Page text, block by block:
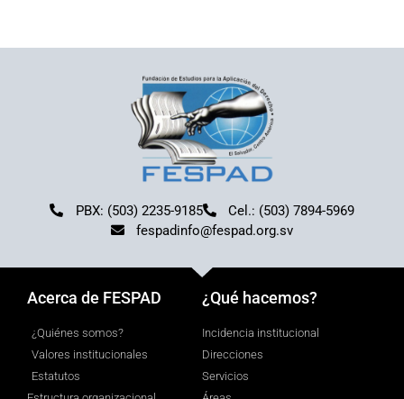
PBX: (503) 2235-9185
Cel.: (503) 7894-5969
fespadinfo@fespad.org.sv
Acerca de FESPAD
¿Quiénes somos?
Valores institucionales
Estatutos
¿Qué hacemos?
Incidencia institucional
Direcciones
Servicios